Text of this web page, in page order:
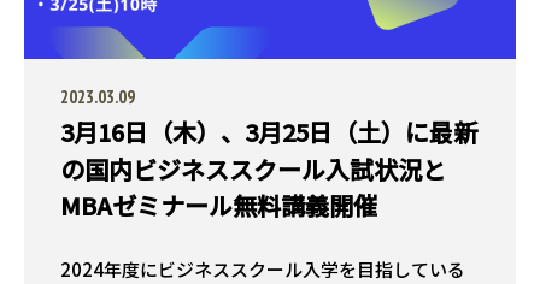
2023.03.09
3月16日（木）、3月25日（土）に最新
の国内ビジネススクール入試状況と
MBAゼミナール無料講義開催
2024年度にビジネススクール入学を目指している